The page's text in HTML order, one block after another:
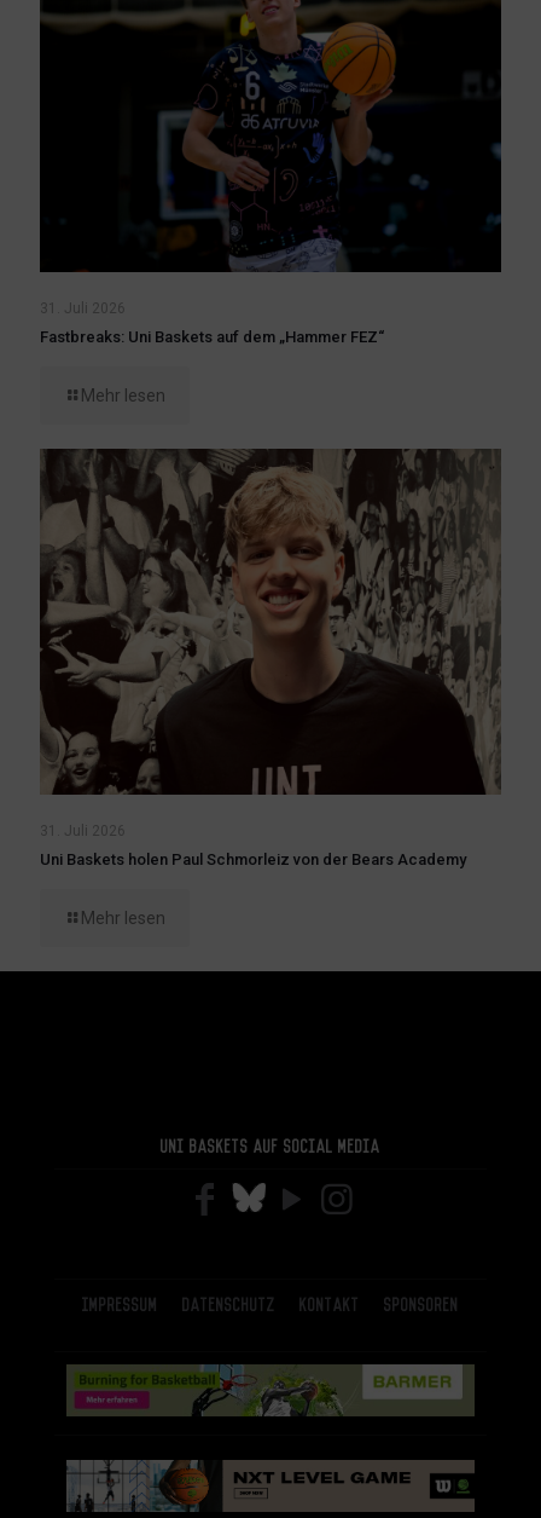
31. Juli 2026
Fastbreaks: Uni Baskets auf dem „Hammer FEZ“
Mehr lesen
31. Juli 2026
Uni Baskets holen Paul Schmorleiz von der Bears Academy
Mehr lesen
Uni Baskets auf Social Media
Impressum Datenschutz Kontakt Sponsoren